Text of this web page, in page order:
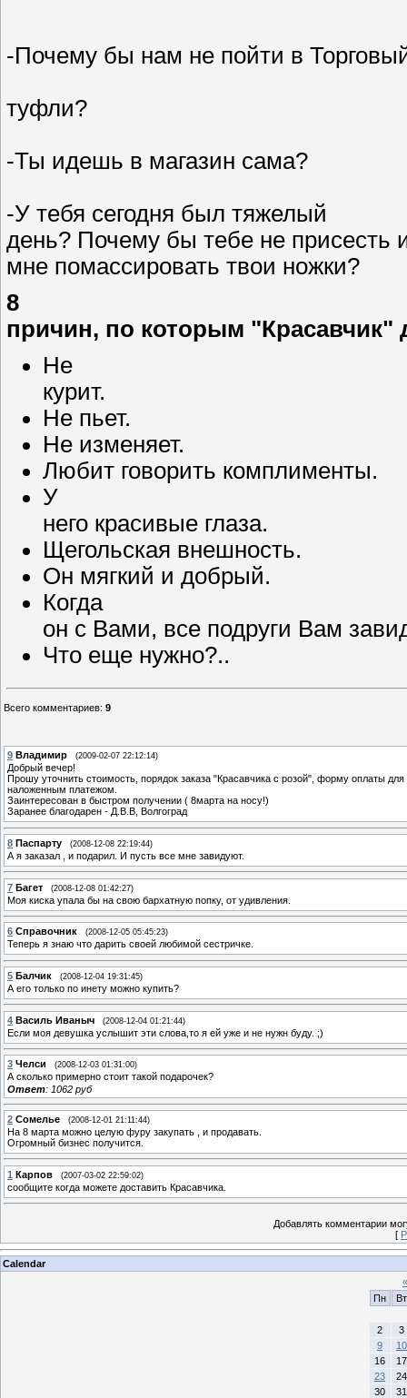
-Почему бы нам не пойти в
туфли?
-Ты идешь в магазин сама?
-У тебя сегодня был тяжелый
день? Почему бы тебе не присесть
мне помассировать твои ножки?
8
причин, по которым
Не
курит.
Не пьет.
Не изменяет.
Любит говорить комплименты.
У
него красивые глаза.
Щегольская внешность.
Он мягкий и добрый.
Когда
он с Вами, все подруги Вам
Что еще нужно?..
Всего комментариев: 9
9 Владимир (2009-02-07 22:12:14)
Добрый вечер!
Прошу уточнить стоимость, порядок заказа "Красавчика с розой", форму оплаты
наложенным платежом.
Заинтересован в быстром получении ( 8марта на носу!)
Заранее благодарен - Д.В.В, Волгоград
8 Паспарту (2008-12-08 22:19:44)
А я заказал , и подарил. И пусть все мне завидуют.
7 Багет (2008-12-08 01:42:27)
Моя киска упала бы на свою бархатную попку, от удивления.
6 Справочник (2008-12-05 05:45:23)
Теперь я знаю что дарить своей любимой сестричке.
5 Балчик (2008-12-04 19:31:45)
А его только по инету можно купить?
4 Василь Иваныч (2008-12-04 01:21:44)
Если моя девушка услышит эти слова,то я ей уже и не нужн буду. ;)
3 Челси (2008-12-03 01:31:00)
А сколько примерно стоит такой подарочек?
Ответ: 1062 руб
2 Сомелье (2008-12-01 21:11:44)
На 8 марта можно целую фуру закупать , и продавать.
Огромный бизнес получится.
1 Карпов (2007-03-02 22:59:02)
сообщите когда можете доставить Красавчика.
Добавлять комментарии
[
Calendar
«
Пн
Вт
2
3
9
10
16
17
23
24
30
31